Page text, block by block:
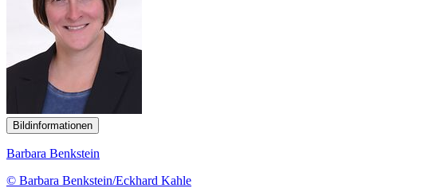
Bildinformationen
Barbara Benkstein
© Barbara Benkstein/Eckhard Kahle